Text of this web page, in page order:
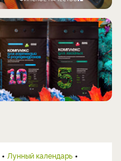
Лунный календарь